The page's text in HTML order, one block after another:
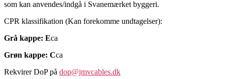
som kan anvendes/indgå i Svanemærket byggeri.
CPR klassifikation (Kan forekomme undtagelser):
Grå kappe: Eca
Grøn kappe: Cca
Rekvirer DoP på dop@jmvcables.dk